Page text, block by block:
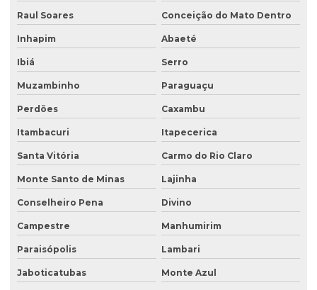
Passivo ambiental investigação detalhada
Perfuração de poço de monitoramento
Plano de monitoramento de efluentes
Plano de recuperação de área degradada
Plano de recuperação de área degradada pela mineração
Poço de monitoramento
Poço de monitoramento afogado
Poço de monitoramento de água subterrânea
Poço de monitoramento ambiental
Poço de monitoramento de lençol freático
Raul Soares Conceição do Mato Dentro
Inhapim Abaeté
Ibiá Serro
Muzambinho Paraguaçu
Perdões Caxambu
Itambacuri Itapecerica
Santa Vitória Carmo do Rio Claro
Monte Santo de Minas Lajinha
Conselheiro Pena Divino
Campestre Manhumirim
Paraisópolis Lambari
Jaboticatubas Monte Azul